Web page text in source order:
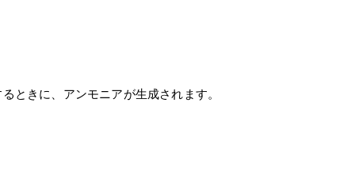
ときに、アンモニアが生成されます。